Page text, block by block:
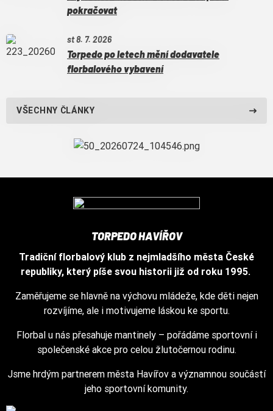
pokračovat
st 8. 7. 2026
Torpedo po letech mění dodavatele
florbalového vybavení
VŠECHNY ČLÁNKY
TORPEDO HAVÍŘOV
Tradiční florbalový klub z nejmladšího města České
republiky, který píše svou historii již od roku 1995.
Zaměřujeme se hlavně na výchovu mládeže, kde děti nejen
rozvíjíme, ale i motivujeme láskou ke sportu.
Florbal u nás přesahuje mantinely – pořádáme sportovní i
společenské akce pro celou žlutočernou rodinu.
Jsme hrdým partnerem města Havířov a významnou součástí
jeho sportovní komunity.